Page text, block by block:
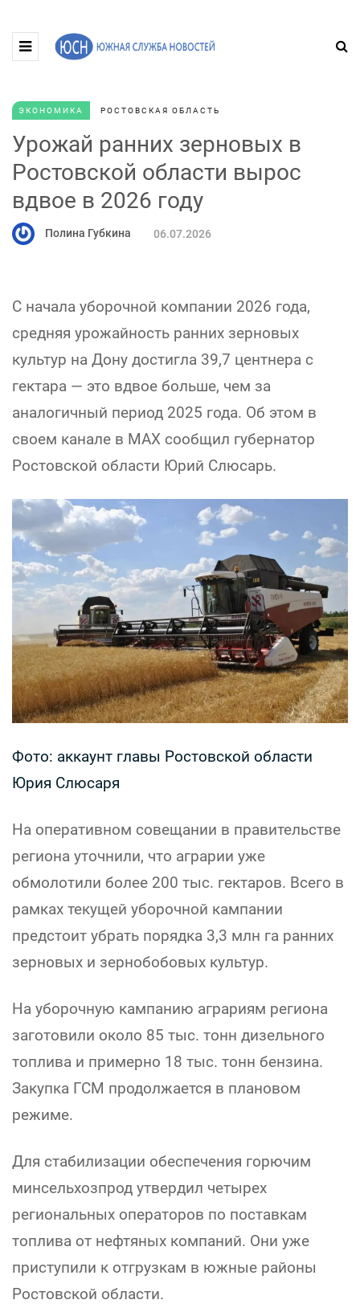
ЭКОНОМИКА РОСТОВСКАЯ ОБЛАСТЬ
Урожай ранних зерновых в
Ростовской области вырос
вдвое в 2026 году
Полина Губкина 06.07.2026
С начала уборочной компании 2026 года,
средняя урожайность ранних зерновых
культур на Дону достигла 39,7 центнера с
гектара — это вдвое больше, чем за
аналогичный период 2025 года. Об этом в
своем канале в MAX сообщил губернатор
Ростовской области Юрий Слюсарь.
Фото: аккаунт главы Ростовской области
Юрия Слюсаря
На оперативном совещании в правительстве
региона уточнили, что аграрии уже
обмолотили более 200 тыс. гектаров. Всего в
рамках текущей уборочной кампании
предстоит убрать порядка 3,3 млн га ранних
зерновых и зернобобовых культур.
На уборочную кампанию аграриям региона
заготовили около 85 тыс. тонн дизельного
топлива и примерно 18 тыс. тонн бензина.
Закупка ГСМ продолжается в плановом
режиме.
Для стабилизации обеспечения горючим
минсельхозпрод утвердил четырех
региональных операторов по поставкам
топлива от нефтяных компаний. Они уже
приступили к отгрузкам в южные районы
Ростовской области.